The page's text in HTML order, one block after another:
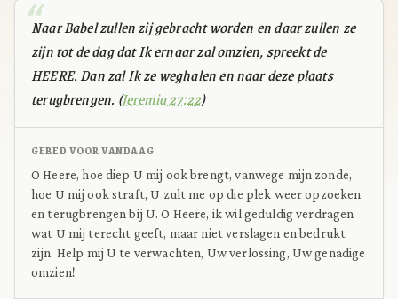
Naar Babel zullen zij gebracht worden en daar zullen ze
zijn tot de dag dat Ik ernaar zal omzien, spreekt de
HEERE. Dan zal Ik ze weghalen en naar deze plaats
terugbrengen. (Jeremia 27:22)
GEBED VOOR VANDAAG
O Heere, hoe diep U mij ook brengt, vanwege mijn zonde,
hoe U mij ook straft, U zult me op die plek weer opzoeken
en terugbrengen bij U. O Heere, ik wil geduldig verdragen
wat U mij terecht geeft, maar niet verslagen en bedrukt
zijn. Help mij U te verwachten, Uw verlossing, Uw genadige
omzien!